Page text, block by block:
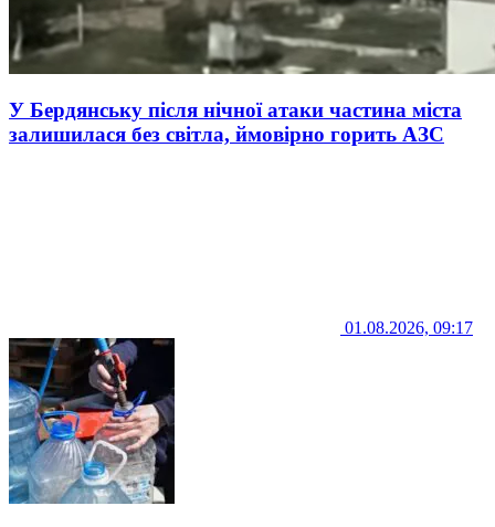
У Бердянську після нічної атаки частина міста
залишилася без світла, ймовірно горить АЗС
01.08.2026, 09:17